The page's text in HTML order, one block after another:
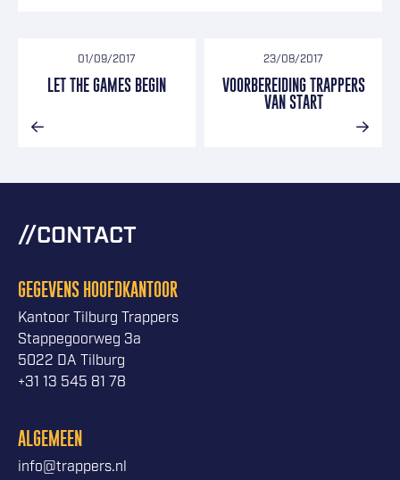
01/09/2017
LET THE GAMES BEGIN
23/08/2017
VOORBEREIDING TRAPPERS
VAN START
CONTACT
GEGEVENS HOOFDKANTOOR
Kantoor Tilburg Trappers
Stappegoorweg 3a
5022 DA Tilburg
+31 13 545 81 78
ALGEMEEN
info@trappers.nl